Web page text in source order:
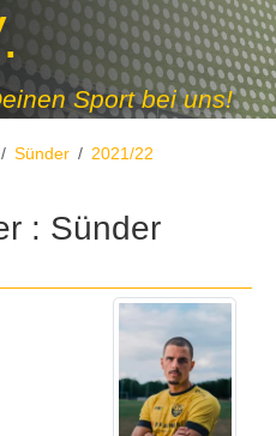
Sport bei uns!
Sünder
2021/22
: Sünder